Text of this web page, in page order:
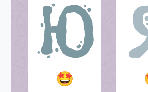
🤩